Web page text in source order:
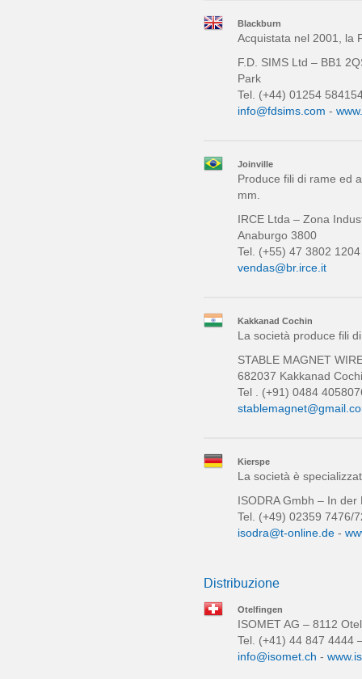
Blackburn
Acquistata nel 2001, la
F.D. SIMS Ltd – BB1
Park
Tel. (+44) 01254
info@fdsims.com -
Joinville
Produce fili di rame ed
mm.
IRCE Ltda – Zona
Anaburgo 3800
Tel. (+55) 47 3802
vendas@br.irce.it
Kakkanad Cochin
La società produce fili
STABLE MAGNET
682037 Kakkanad
Tel . (+91) 0484
Kierspe
La società è
ISODRA Gmbh – In
Tel. (+49) 02359 7476/
isodra@t-online.de -
Distribuzione
Otelfingen
ISOMET AG – 8112
Tel. (+41) 44 847 4444
info@isomet.ch -